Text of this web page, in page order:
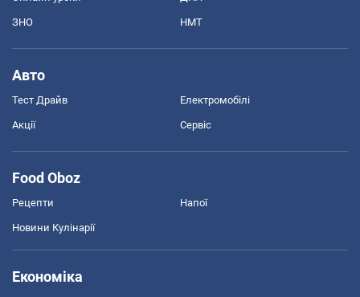
ЗНО НМТ
Авто
Тест Драйв Електромобілі
Акції Сервіс
Food Oboz
Рецепти Напої
Новини Кулінарії
Економіка